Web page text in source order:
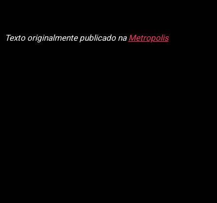
Texto originalmente publicado na Metropolis